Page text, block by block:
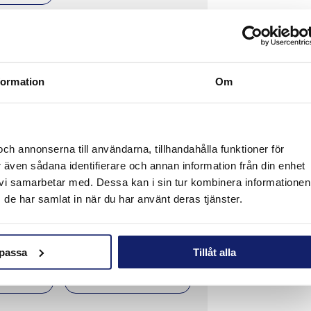
Om
annonserna till användarna, tillhandahålla funktioner för
sådana identifierare och annan information från din enhet
samarbetar med. Dessa kan i sin tur kombinera informationen
har samlat in när du har använt deras tjänster.
Tillåt alla
för svetsning av stål som C-22, 625,
svetselektrod. Används inom kemisk